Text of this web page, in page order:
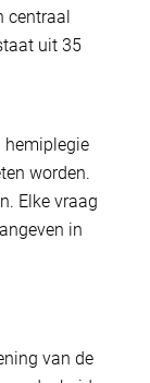
centraal
uit 35
hemiplegie
worden.
Elke vraag
in
van de